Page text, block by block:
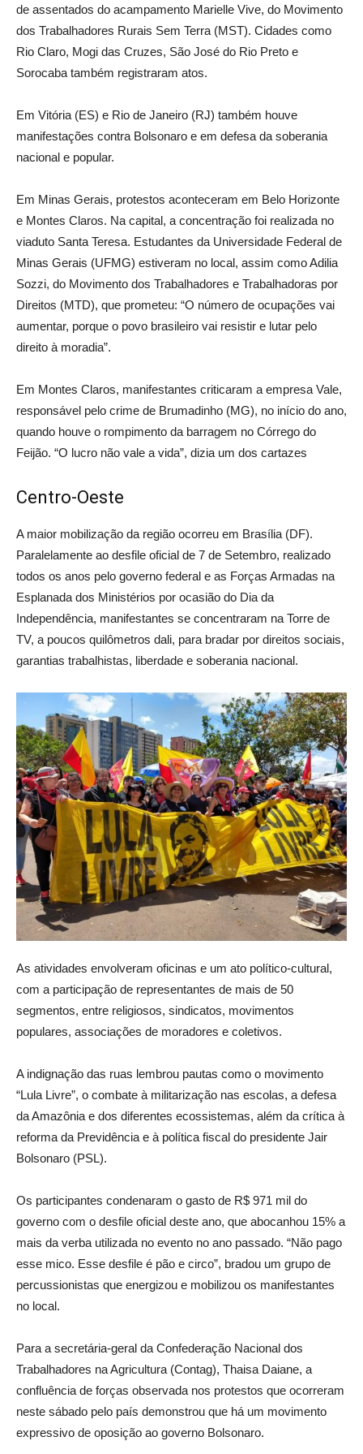
de assentados do acampamento Marielle Vive, do Movimento
dos Trabalhadores Rurais Sem Terra (MST). Cidades como
Rio Claro, Mogi das Cruzes, São José do Rio Preto e
Sorocaba também registraram atos.
Em Vitória (ES) e Rio de Janeiro (RJ) também houve
manifestações contra Bolsonaro e em defesa da soberania
nacional e popular.
Em Minas Gerais, protestos aconteceram em Belo Horizonte
e Montes Claros. Na capital, a concentração foi realizada no
viaduto Santa Teresa. Estudantes da Universidade Federal de
Minas Gerais (UFMG) estiveram no local, assim como Adilia
Sozzi, do Movimento dos Trabalhadores e Trabalhadoras por
Direitos (MTD), que prometeu: “O número de ocupações vai
aumentar, porque o povo brasileiro vai resistir e lutar pelo
direito à moradia”.
Em Montes Claros, manifestantes criticaram a empresa Vale,
responsável pelo crime de Brumadinho (MG), no início do ano,
quando houve o rompimento da barragem no Córrego do
Feijão. “O lucro não vale a vida”, dizia um dos cartazes
Centro-Oeste
A maior mobilização da região ocorreu em Brasília (DF).
Paralelamente ao desfile oficial de 7 de Setembro, realizado
todos os anos pelo governo federal e as Forças Armadas na
Esplanada dos Ministérios por ocasião do Dia da
Independência, manifestantes se concentraram na Torre de
TV, a poucos quilômetros dali, para bradar por direitos sociais,
garantias trabalhistas, liberdade e soberania nacional.
As atividades envolveram oficinas e um ato político-cultural,
com a participação de representantes de mais de 50
segmentos, entre religiosos, sindicatos, movimentos
populares, associações de moradores e coletivos.
A indignação das ruas lembrou pautas como o movimento
“Lula Livre”, o combate à militarização nas escolas, a defesa
da Amazônia e dos diferentes ecossistemas, além da crítica à
reforma da Previdência e à política fiscal do presidente Jair
Bolsonaro (PSL).
Os participantes condenaram o gasto de R$ 971 mil do
governo com o desfile oficial deste ano, que abocanhou 15% a
mais da verba utilizada no evento no ano passado. “Não pago
esse mico. Esse desfile é pão e circo”, bradou um grupo de
percussionistas que energizou e mobilizou os manifestantes
no local.
Para a secretária-geral da Confederação Nacional dos
Trabalhadores na Agricultura (Contag), Thaisa Daiane, a
confluência de forças observada nos protestos que ocorreram
neste sábado pelo país demonstrou que há um movimento
expressivo de oposição ao governo Bolsonaro.